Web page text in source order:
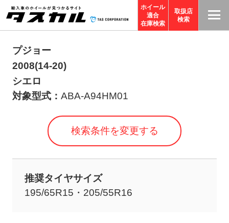
ホイール
適合
在庫検索
取扱店
検索
プジョー
2008(14-20)
シエロ
対象型式： ABA-A94HM01
検索条件を変更する
推奨タイヤサイズ
195/65R15・205/55R16
T